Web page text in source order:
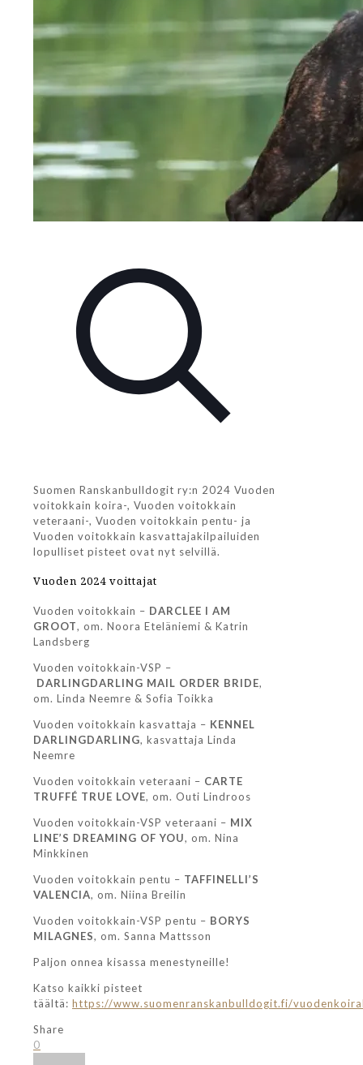
Suomen Ranskanbulldogit ry:n 2024 Vuoden
voitokkain koira-, Vuoden voitokkain
veteraani-, Vuoden voitokkain pentu- ja
Vuoden voitokkain kasvattajakilpailuiden
lopulliset pisteet ovat nyt selvillä.
Vuoden 2024 voittajat
Vuoden voitokkain – DARCLEE I AM
GROOT, om. Noora Eteläniemi & Katrin
Landsberg
Vuoden voitokkain-VSP –
DARLINGDARLING MAIL ORDER BRIDE,
om. Linda Neemre & Sofia Toikka
Vuoden voitokkain kasvattaja – KENNEL
DARLINGDARLING, kasvattaja Linda
Neemre
Vuoden voitokkain veteraani – CARTE
TRUFFÉ TRUE LOVE, om. Outi Lindroos
Vuoden voitokkain-VSP veteraani – MIX
LINE’S DREAMING OF YOU, om. Nina
Minkkinen
Vuoden voitokkain pentu – TAFFINELLI’S
VALENCIA, om. Niina Breilin
Vuoden voitokkain-VSP pentu – BORYS
MILAGNES, om. Sanna Mattsson
Paljon onnea kisassa menestyneille!
Katso kaikki pisteet
täältä: https://www.suomenranskanbulldogit.fi/
Share
0